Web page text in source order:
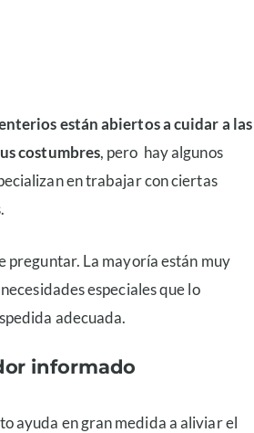
están abiertos a cuidar a las
costumbres, pero hay algunos
en trabajar con ciertas
preguntar. La mayoría están muy
especiales que lo
adecuada.
informado
ayuda en gran medida a aliviar el